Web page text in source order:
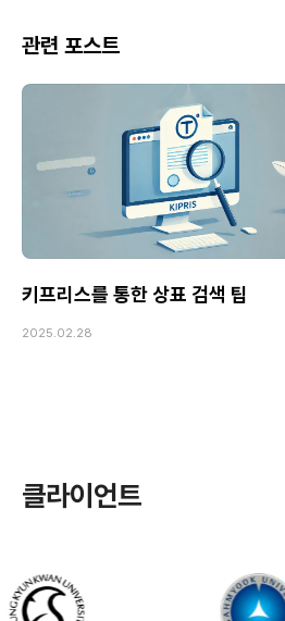
관련 포스트
키프리스를 통한 상표 검색 팁
2025.02.28
클라이언트